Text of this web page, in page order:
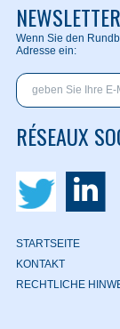
NEWSLETTER
Wenn Sie den
Adresse ein:
RÉSEAUX
STARTSEITE
KONTAKT
RECHTLICHE